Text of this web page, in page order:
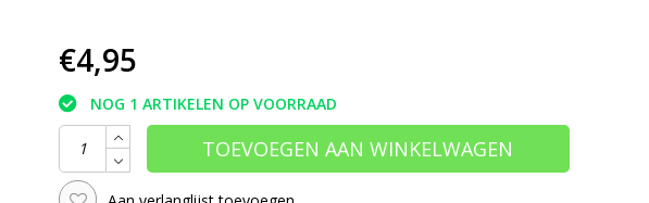
€4,95
NOG 1 ARTIKELEN OP VOORRAAD
TOEVOEGEN AAN WINKELWAGEN